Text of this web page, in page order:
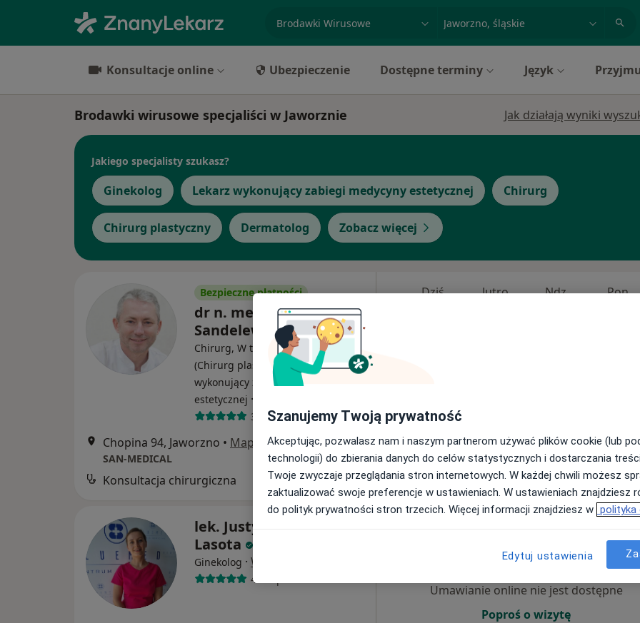
miasto lub dzielnica
Konsultacje online Ubezpieczenie Dostępne terminy Język
Brodawki wirusowe specjaliści w Jaworznie Jak działają wyniki
Jakiego specjalisty szukasz?
Ginekolog Lekarz wykonujący zabiegi medycyny estetycznej Chirurg
Chirurg plastyczny Dermatolog Zobacz więcej
Bezpieczne płatności
dr n. med. Artur
Sandelewski
Chirurg, W trakcie specjalizacji
(Chirurg plastyczny), Lekarz
wykonujący zabiegi medycyny
estetycznej ·
39 opinii
Chopina 94, Jaworzno • Mapa
SAN-MEDICAL
Konsultacja chirurgiczna 300 zł
Dziś Jutro Ndz, Pon,
lek. Justyna Partyka-
Lasota
Ginekolog · Więcej
445 opinii
10 Sie
Umawianie online nie jest dostępne
Poproś o wizytę
Szanujemy Twoją prywatność
Akceptując, pozwalasz nam i naszym partnerom używać plików cookie (lub
technologii) do zbierania danych do celów statystycznych i dostarczania
Twoje zwyczaje przeglądania stron internetowych. W każdej chwili możesz
zaktualizować swoje preferencje w ustawieniach. W ustawieniach znajdziesz
do polityk prywatności stron trzecich. Więcej informacji znajdziesz w polityka
Edytuj ustawienia